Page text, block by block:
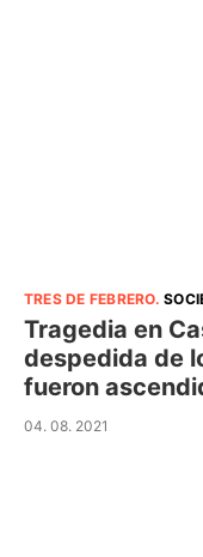
TRES DE FEBRERO.
Tragedia en
despedida de
fueron
04. 08. 2021